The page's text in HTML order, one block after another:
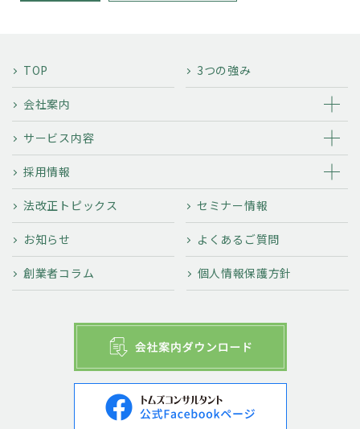
TOP 3つの強み
会社案内
サービス内容
採用情報
法改正トピックス セミナー情報
お知らせ よくあるご質問
創業者コラム 個人情報保護方針